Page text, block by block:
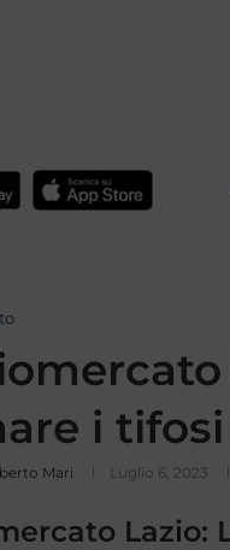
i tifosi
Mari Luglio 6, 2023
Lazio: